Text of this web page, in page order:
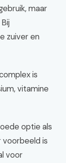
maar
zuiver en
is
vitamine
optie als
voorbeeld is
voor